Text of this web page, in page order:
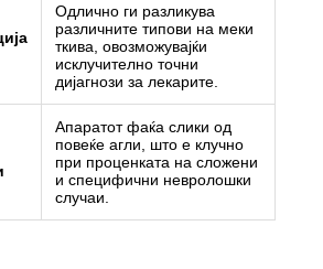
Одлично ги разликува
различните типови на меки
ткива, овозможувајќи
исклучително точни
дијагнози за лекарите.
Апаратот фаќа слики од
повеќе агли, што е клучно
при проценката на сложени
и специфични невролошки
случаи.